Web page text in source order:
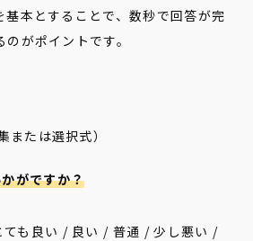
基本とすることで、数秒で回答が完
がポイントです。
または選択式）
がですか？
ても良い / 良い / 普通 / 少し悪い /